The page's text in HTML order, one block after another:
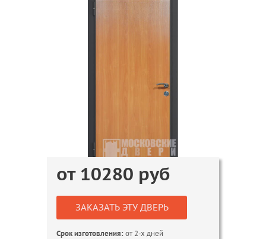
от 10280 руб
ЗАКАЗАТЬ ЭТУ ДВЕРЬ
Срок изготовления:от 2-х дней